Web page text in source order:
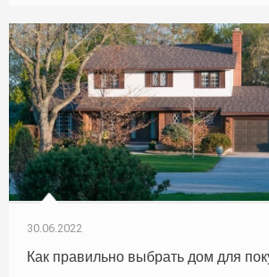
30.06.2022
Как правильно выбрать дом для